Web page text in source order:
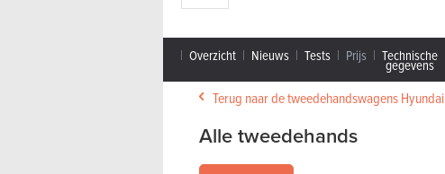
Overzicht Nieuws Tests Prijs Technische
gegevens
Terug naar de tweedehandswagens Hyundai
Alle tweedehands